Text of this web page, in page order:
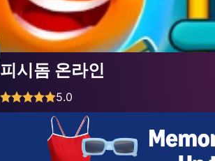
피시돔 온라인
5.0